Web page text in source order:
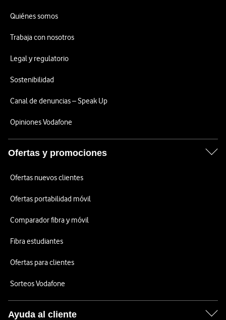
Quiénes somos
Trabaja con nosotros
Legal y regulatorio
Sostenibilidad
Canal de denuncias – Speak Up
Opiniones Vodafone
Ofertas y promociones
Ofertas nuevos clientes
Ofertas portabilidad móvil
Comparador fibra y móvil
Fibra estudiantes
Ofertas para clientes
Sorteos Vodafone
Ayuda al cliente